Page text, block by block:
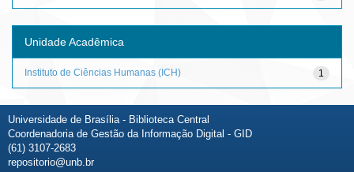
Unidade Acadêmica
1
Instituto de Ciências Humanas (ICH)
Universidade de Brasília - Biblioteca Central
Coordenadoria de Gestão da Informação Digital - GID
(61) 3107-2683
repositorio@unb.br